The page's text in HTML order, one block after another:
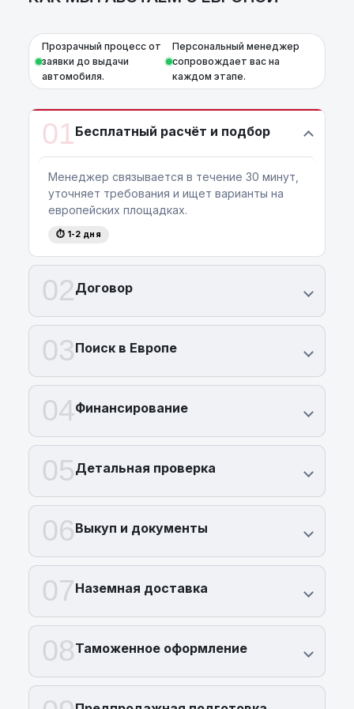
Прозрачный процесс от
заявки до выдачи
автомобиля.
Персональный менеджер
сопровождает вас на
каждом этапе.
01Бесплатный расчёт и подбор
Менеджер связывается в течение 30 минут,
уточняет требования и ищет варианты на
европейских площадках.
⏱ 1-2 дня
02Договор
03Поиск в Европе
04Финансирование
05Детальная проверка
06Выкуп и документы
07Наземная доставка
08Таможенное оформление